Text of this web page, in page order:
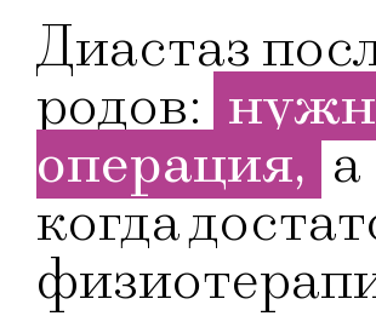
Диастаз
родов:
операция, а
когда